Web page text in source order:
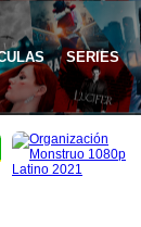
SERIES